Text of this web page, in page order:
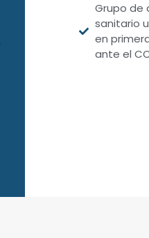
Grupo de
sanitario
en
ante el